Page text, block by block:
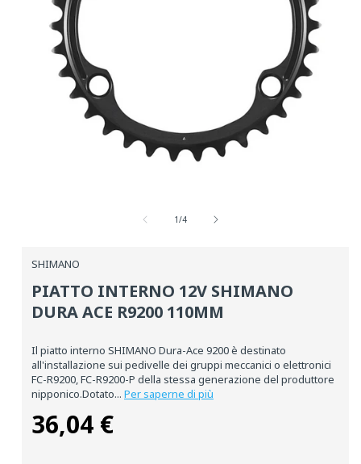
modale
1/su
4
SHIMANO
PIATTO INTERNO 12V SHIMANO
DURA ACE R9200 110MM
Il piatto interno SHIMANO Dura-Ace 9200 è destinato
all'installazione sui pedivelle dei gruppi meccanici o elettronici
FC-R9200, FC-R9200-P della stessa generazione del produttore
nipponico.Dotato... Per saperne di più
Prezzo
normale
36,04 €